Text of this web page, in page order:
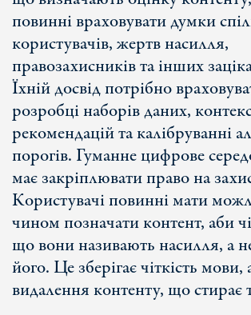
повинні враховувати думки
користувачів, жертв насилля,
правозахисників та інших
Їхній досвід потрібно
розробці наборів даних,
рекомендацій та калібруванні
порогів. Гуманне цифрове
має закріплювати право на
Користувачі повинні мати
чином позначати контент, аби
що вони називають насилля, а
його. Це зберігає чіткість
видалення контенту, що стирає